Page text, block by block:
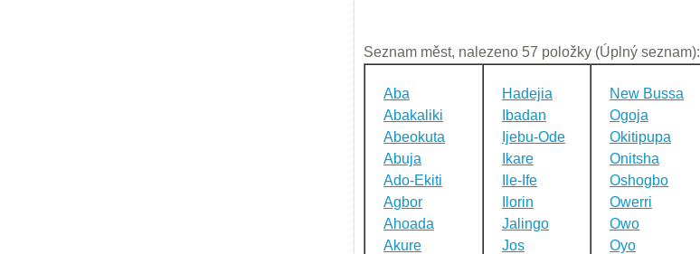
Seznam měst, nalezeno 57 položky (Úplný seznam):
Aba
Abakaliki
Abeokuta
Abuja
Ado-Ekiti
Agbor
Ahoada
Akure
Hadejia
Ibadan
Ijebu-Ode
Ikare
Ile-Ife
Ilorin
Jalingo
Jos
New Bussa
Ogoja
Okitipupa
Onitsha
Oshogbo
Owerri
Owo
Oyo